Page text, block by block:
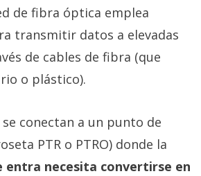
de fibra óptica emplea
transmitir datos a elevadas
de cables de fibra (que
o plástico).
conectan a un punto de
PTR o PTRO) donde la
entra necesita convertirse en